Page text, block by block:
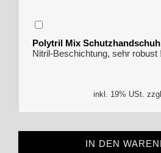
Polytril Mix Schutzhandschuh
Nitril-Beschichtung, sehr robust !
inkl. 19% USt.
IN DEN